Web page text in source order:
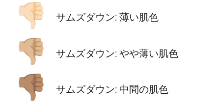
👎🏻 サムズダウン: 薄い肌色
👎🏼 サムズダウン: やや薄い肌色
👎🏽 サムズダウン: 中間の肌色